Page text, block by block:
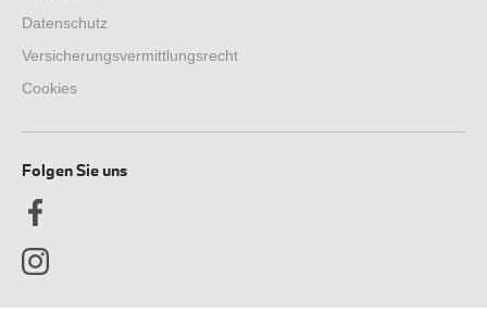
Datenschutz
Versicherungsvermittlungsrecht
Cookies
Folgen Sie uns